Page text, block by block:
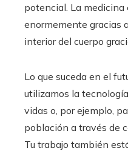
potencial. La medicina
enormemente gracias
interior del cuerpo
Lo que suceda en el
utilizamos la
vidas o, por ejemplo,
población a través de
Tu trabajo también